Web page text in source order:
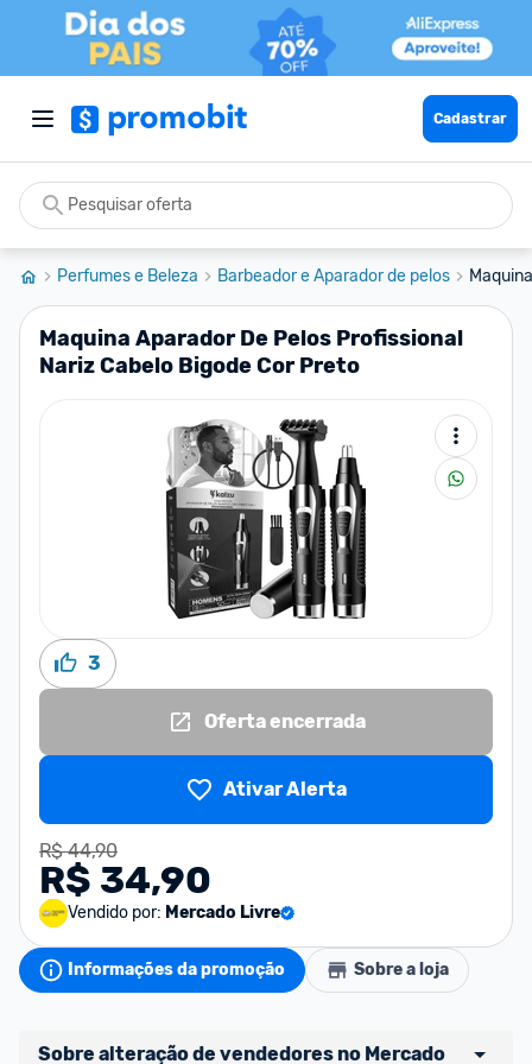
Cadastrar
Perfumes e Beleza Barbeador e Aparador de pelos
Maquina Aparador De Pelos Profissional
Nariz Cabelo Bigode Cor Preto
3
Oferta encerrada
Ativar Alerta
R$ 44,90
R$ 34,90
Vendido por: Mercado Livre
Informações da promoção Sobre a loja
Sobre alteração de vendedores no Mercado